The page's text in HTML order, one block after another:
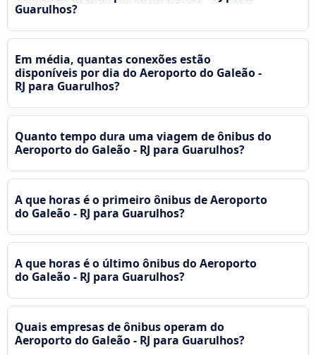
Guarulhos?
Em média, quantas conexões estão
disponíveis por dia do Aeroporto do Galeão -
RJ para Guarulhos?
Quanto tempo dura uma viagem de ônibus do
Aeroporto do Galeão - RJ para Guarulhos?
A que horas é o primeiro ônibus de Aeroporto
do Galeão - RJ para Guarulhos?
A que horas é o último ônibus do Aeroporto
do Galeão - RJ para Guarulhos?
Quais empresas de ônibus operam do
Aeroporto do Galeão - RJ para Guarulhos?